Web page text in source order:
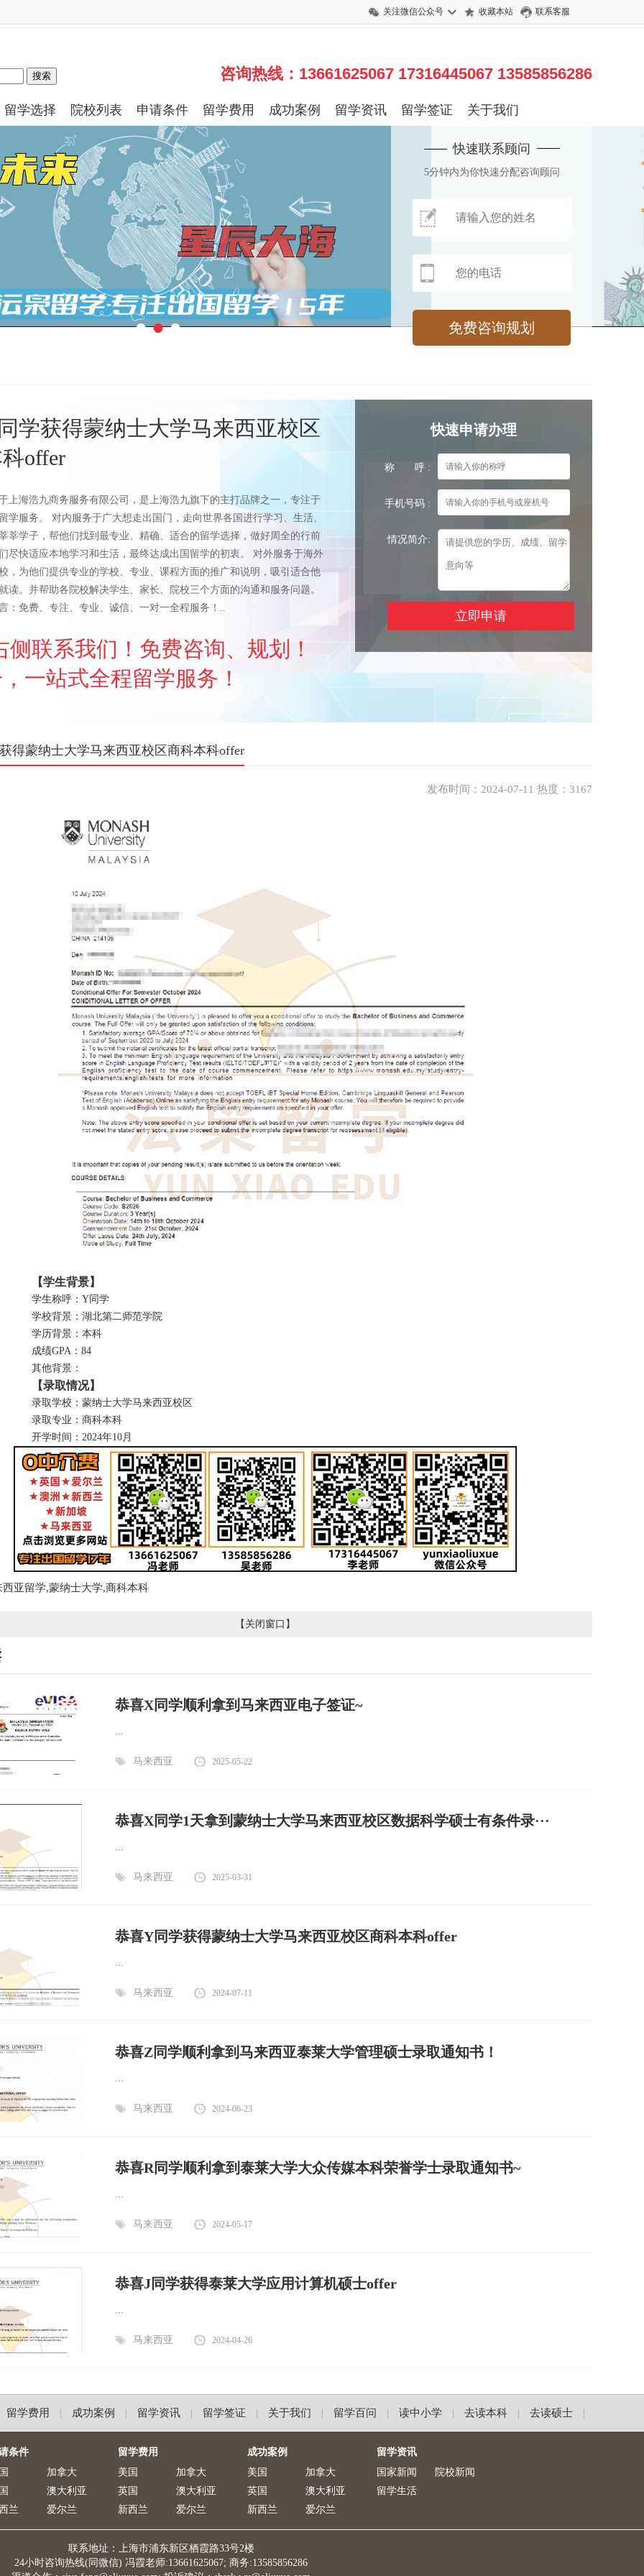
关注微信公众号 收藏本站 联系客服
搜索 咨询热线：13661625067 17316445067 13585856286
留学选择 院校列表 申请条件 留学费用 成功案例 留学资讯 留学签证 关于我们
快速联系顾问
5分钟内为你快速分配咨询顾问
●●●
学获得蒙纳士大学马来西亚校区
offer
上海浩九商务服务有限公司，是上海浩九旗下的主打品牌之一，专注于
学服务。 对内服务于广大想走出国门，走向世界各国进行学习、生活、
莘学子，帮他们找到最专业、精确、适合的留学选择，做好周全的行前
尽快适应本地学习和生活，最终达成出国留学的初衷。 对外服务于海外
，为他们提供专业的学校、专业、课程方面的推广和说明，吸引适合他
读。并帮助各院校解决学生、家长、院校三个方面的沟通和服务问题。
：免费、专注、专业、诚信、一对一全程服务！..
侧联系我们！免费咨询、规划！
一站式全程留学服务！
快速申请办理
称 呼 :
手机号码 :
情况简介:
得蒙纳士大学马来西亚校区商科本科offer
发布时间：2024-07-11 热度：3167
【学生背景】
学生称呼：Y同学
学校背景：湖北第二师范学院
学历背景：本科
成绩GPA：84
其他背景：
【录取情况】
录取学校：蒙纳士大学马来西亚校区
录取专业：商科本科
开学时间：2024年10月
亚留学,蒙纳士大学,商科本科
【 关闭窗口 】
恭喜X同学顺利拿到马来西亚电子签证~
...
马来西亚 2025-05-22
恭喜X同学1天拿到蒙纳士大学马来西亚校区数据科学硕士有条件录···
...
马来西亚 2025-03-31
恭喜Y同学获得蒙纳士大学马来西亚校区商科本科offer
...
马来西亚 2024-07-11
恭喜Z同学顺利拿到马来西亚泰莱大学管理硕士录取通知书！
...
马来西亚 2024-06-23
恭喜R同学顺利拿到泰莱大学大众传媒本科荣誉学士录取通知书~
...
马来西亚 2024-05-17
恭喜J同学获得泰莱大学应用计算机硕士offer
...
马来西亚 2024-04-26
留学费用 成功案例 留学资讯 留学签证 关于我们 留学百问 读中小学 去读本科 去读硕士
条件
加拿大
澳大利亚
兰
爱尔兰
留学费用
美国
加拿大
英国
澳大利亚
新西兰
爱尔兰
成功案例
美国
加拿大
英国
澳大利亚
新西兰
爱尔兰
留学资讯
国家新闻
院校新闻
留学生活
联系地址：上海市浦东新区栖霞路33号2楼
24小时咨询热线(同微信) 冯霞老师:13661625067; 商务:13585856286